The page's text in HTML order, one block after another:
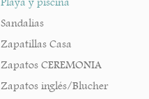
Sandalias
Zapatillas Casa
Zapatos CEREMONIA
Zapatos inglés/Blucher